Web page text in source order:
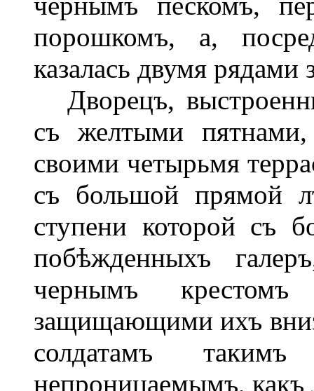
порошкомъ, а,
казалась двумя рядами
Дворецъ,
съ желтыми пятнами,
своими четырьмя
съ большой прямой
ступени которой съ
побѣжденныхъ
чернымъ
защищающими ихъ
солдатамъ
непроницаемымъ, какъ